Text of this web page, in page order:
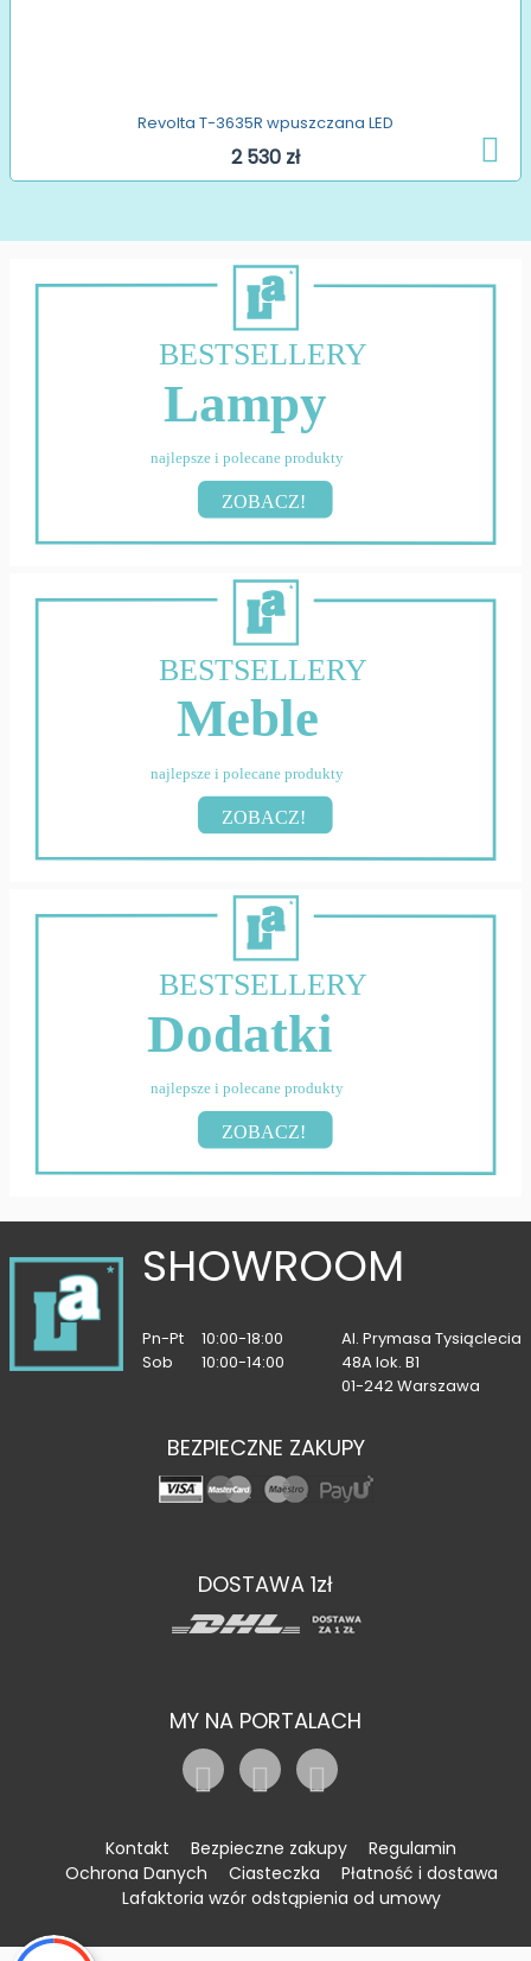
Revolta T-3635R wpuszczana LED
2 530 zł
BESTSELLERY
Lampy
najlepsze i polecane produkty
ZOBACZ!
BESTSELLERY
Meble
najlepsze i polecane produkty
ZOBACZ!
BESTSELLERY
Dodatki
najlepsze i polecane produkty
ZOBACZ!
SHOWROOM
Pn-Pt
10:00-18:00
Sob
10:00-14:00
Al. Prymasa Tysiąclecia
48A lok. B1
01-242 Warszawa
BEZPIECZNE ZAKUPY
DOSTAWA 1zł
MY NA PORTALACH
Kontakt Bezpieczne zakupy
Regulamin
Ochrona Danych
Ciasteczka
Płatność i dostawa
Lafaktoria wzór odstąpienia od umowy